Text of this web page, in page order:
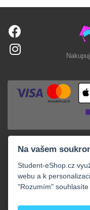
Na vašem
Student-eShop.cz
webu a k
"Rozumím"